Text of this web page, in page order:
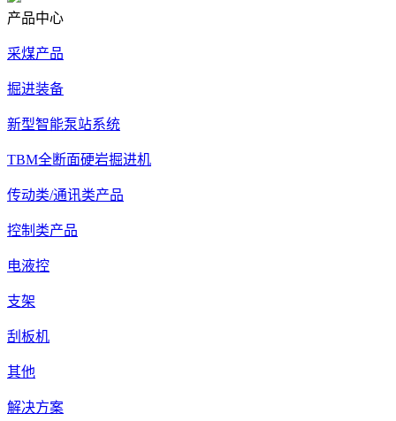
产品中心
采煤产品
掘进装备
新型智能泵站系统
TBM全断面硬岩掘进机
传动类/通讯类产品
控制类产品
电液控
支架
刮板机
其他
解决方案